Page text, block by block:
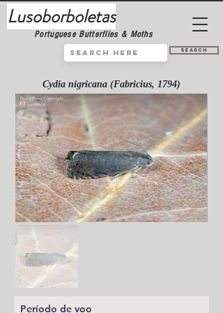
Lusoborboletas
Portuguese Butterflies & Moths
Search
Cydia nigricana (Fabricius, 1794)
Período de voo